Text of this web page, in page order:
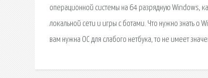
операционной системы на 64 разрядную Windows,
локальной сети и игры с ботами. Что нужно знать о
вам нужна ОС для слабого нетбука, то не имеет